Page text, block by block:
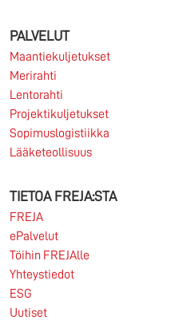
organisaatiota, jossa
06.06.2026
asiakkuuksien
Transport & Logistics on
PALVELUT
Maantiekuljetukset
Merirahti
Lentorahti
Projektikuljetukset
Sopimuslogistiikka
Lääketeollisuus
TIETOA FREJA:STA
FREJA
ePalvelut
Töihin FREJAlle
Yhteystiedot
ESG
Uutiset